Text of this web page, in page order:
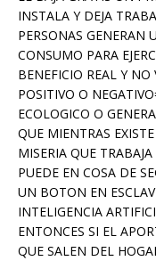
INSTALA Y DEJA
PERSONAS
CONSUMO PARA
BENEFICIO REAL Y
POSITIVO O
ECOLOGICO O
QUE MIENTRAS
MISERIA QUE
PUEDE EN COSA DE
UN BOTON EN
INTELIGENCIA
ENTONCES SI EL
QUE SALEN DEL